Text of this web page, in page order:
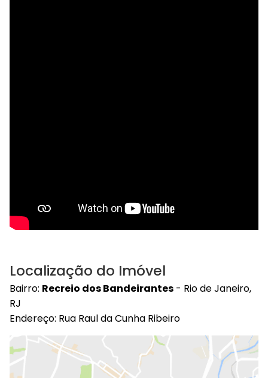
Localização do Imóvel
Bairro: Recreio dos Bandeirantes - Rio de Janeiro,
RJ
Endereço: Rua Raul da Cunha Ribeiro